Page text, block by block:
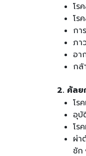
โร
โร
กา
ภา
อา
กล้
2. ศัล
โร
อุบั
โร
ผ่า
ชัก